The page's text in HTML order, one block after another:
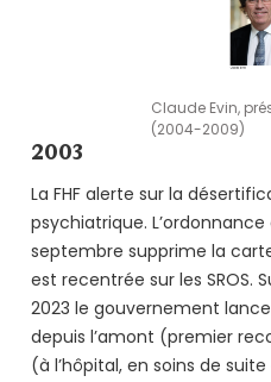
Claude Evin,
(2004-2009)
2003
La FHF alerte sur la
psychiatrique.
septembre supprime la
est recentrée sur les SROS.
2023 le gouvernement
depuis l’amont (premier
(à l’hôpital, en soins de